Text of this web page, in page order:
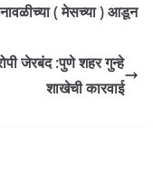
( मेसच्या ) आडून
जेरबंद :पुणे शहर गुन्हे
शाखेची कारवाई